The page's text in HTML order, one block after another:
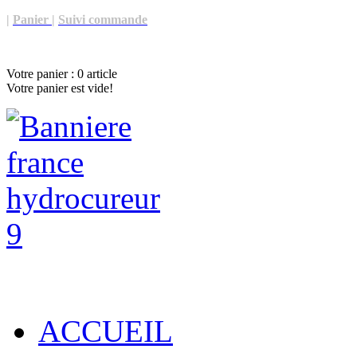
| Panier | Suivi commande
Votre panier : 0 article
Votre panier est vide!
ACCUEIL